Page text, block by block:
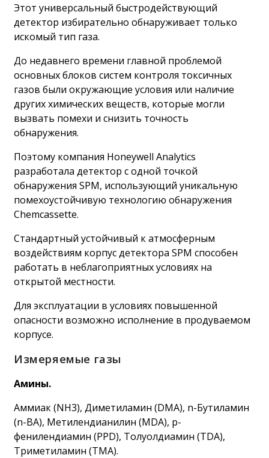
Этот универсальный быстродействующий
детектор избирательно обнаруживает только
искомый тип газа.
До недавнего времени главной проблемой
основных блоков систем контроля токсичных
газов были окружающие условия или наличие
других химических веществ, которые могли
вызвать помехи и снизить точность
обнаружения.
Поэтому компания Honeywell Analytics
разработала детектор с одной точкой
обнаружения SPM, использующий уникальную
помехоустойчивую технологию обнаружения
Chemcassette.
Стандартный устойчивый к атмосферным
воздействиям корпус детектора SPM способен
работать в неблагоприятных условиях на
открытой местности.
Для эксплуатации в условиях повышенной
опасности возможно исполнение в продуваемом
корпусе.
Измеряемые газы
Амины.
Аммиак (NH3), Диметиламин (DMA), n-Бутиламин
(n-BA), Метилендианилин (MDA), p-
фенилендиамин (PPD), Толуолдиамин (TDA),
Триметиламин (TMA).